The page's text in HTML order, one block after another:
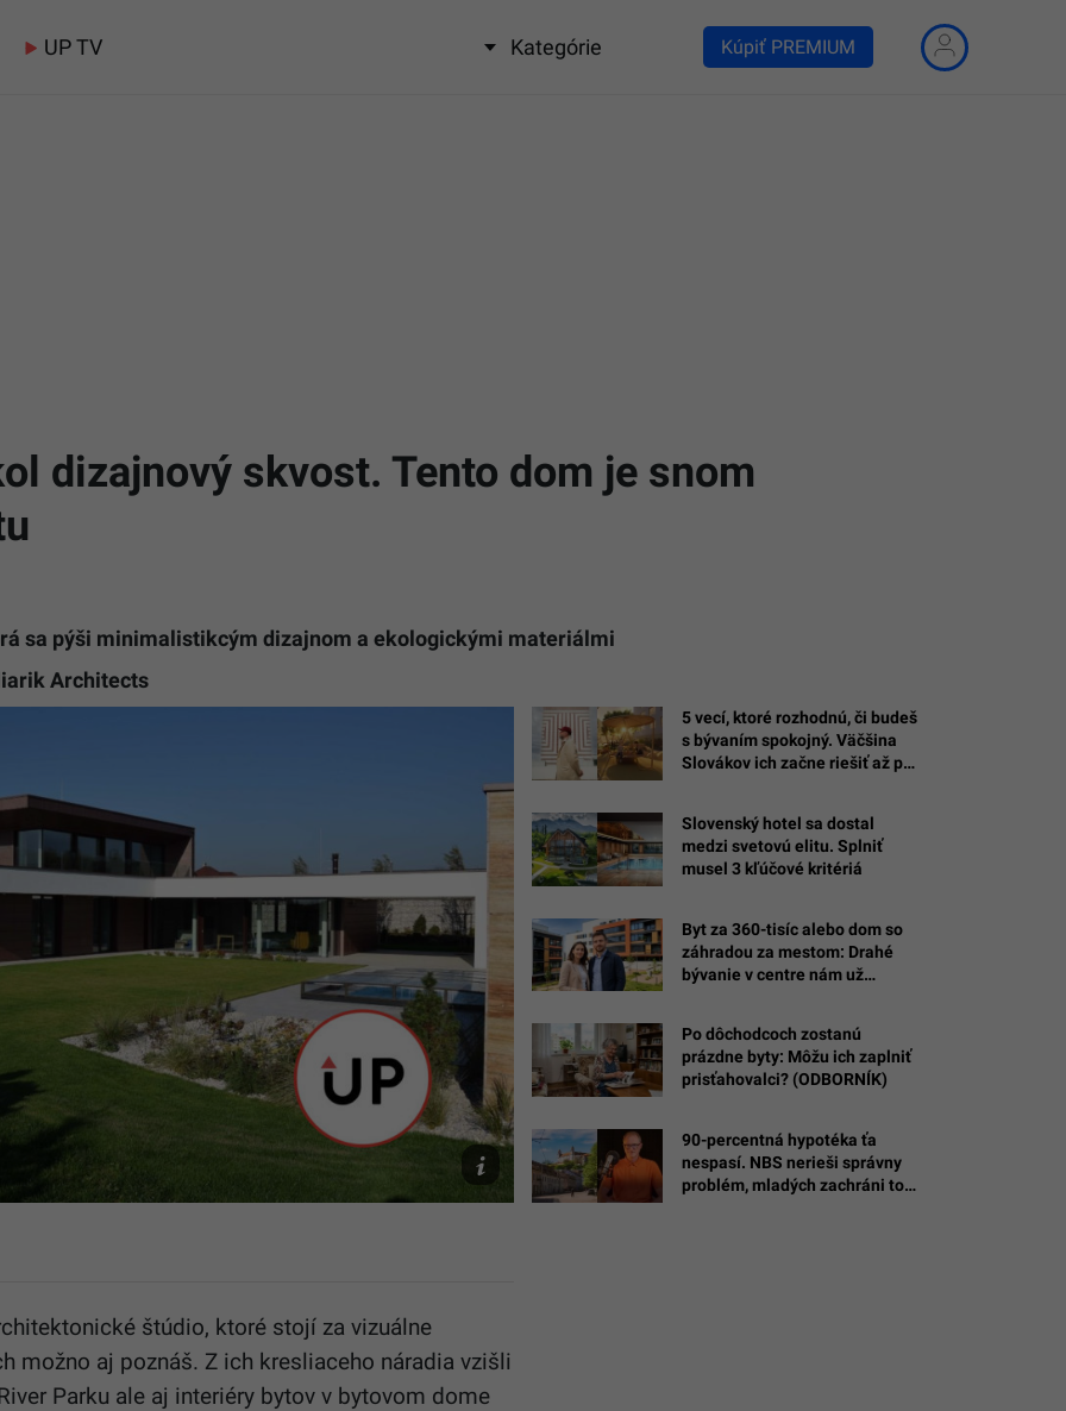
UP TV Kategórie Kúpiť PREMIUM
dizajnový skvost. Tento dom je snom
sa pýši minimalistikcým dizajnom a ekologickými materiálmi
Architects
Marek
Uhliarik
Architects
štúdio, ktoré stojí za vizuálne
možno aj poznáš. Z ich kresliaceho náradia vzišli
Parku ale aj interiéry bytov v bytovom dome
5 vecí, ktoré rozhodnú, či budeš
s bývaním spokojný. Väčšina
Slovákov ich začne riešiť až po
Slovenský hotel sa dostal
medzi svetovú elitu. Splniť
musel 3 kľúčové kritériá
Byt za 360-tisíc alebo dom so
záhradou za mestom: Drahé
bývanie v centre nám už
Po dôchodcoch zostanú
prázdne byty: Môžu ich zaplniť
prisťahovalci? (ODBORNÍK)
90-percentná hypotéka ťa
nespasí. NBS nerieši správny
problém, mladých zachráni toto